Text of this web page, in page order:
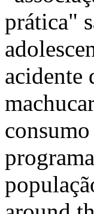
prática"
acidente